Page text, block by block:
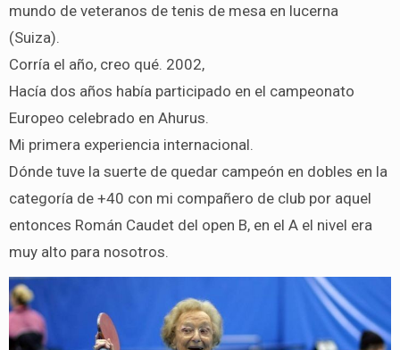
mundo de veteranos de tenis de mesa en lucerna
(Suiza).
Corría el año, creo qué. 2002,
Hacía dos años había participado en el campeonato
Europeo celebrado en Ahurus.
Mi primera experiencia internacional.
Dónde tuve la suerte de quedar campeón en dobles en la
categoría de +40 con mi compañero de club por aquel
entonces Román Caudet del open B, en el A el nivel era
muy alto para nosotros.